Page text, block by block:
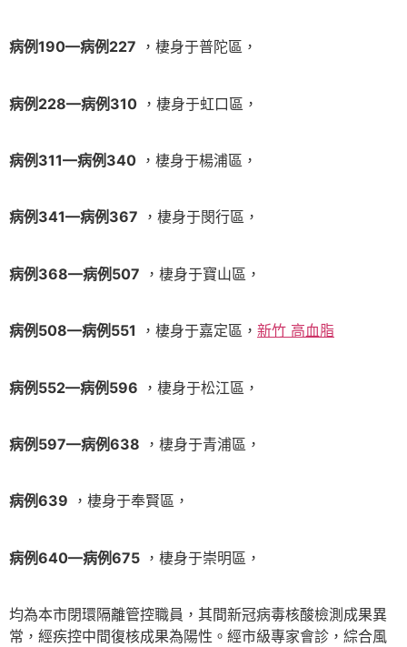
病例190—病例227 ，棲身于普陀區，
病例228—病例310 ，棲身于虹口區，
病例311—病例340 ，棲身于楊浦區，
病例341—病例367 ，棲身于閔行區，
病例368—病例507 ，棲身于寶山區，
病例508—病例551 ，棲身于嘉定區， 新竹 高血脂
病例552—病例596 ，棲身于松江區，
病例597—病例638 ，棲身于青浦區，
病例639 ，棲身于奉賢區，
病例640—病例675 ，棲身于崇明區，
均為本市閉環隔離管控職員，其間新冠病毒核酸檢測成果異
常，經疾控中間復核成果為陽性。經市級專家會診，綜合風